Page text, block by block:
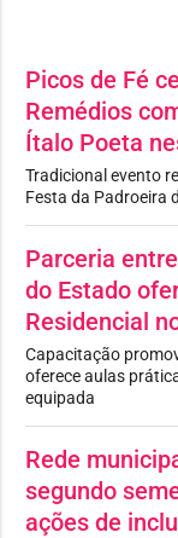
Picos de Fé
Remédios
Ítalo Poeta
Tradicional evento
Festa da Padroeira
Parceria
do Estado
Residencial
Capacitação
oferece aulas
equipada
Rede
segundo
ações de